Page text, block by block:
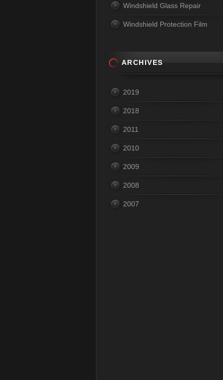
Windshield Glass Repair
Windshield Protection Film
ARCHIVES
2019
2018
2011
2010
2009
2008
2007